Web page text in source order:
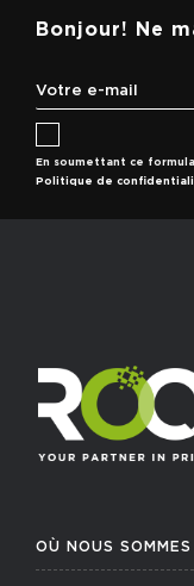
Bonjour! Ne
En soumettant ce
Politique de
OÙ NOUS SOMMES